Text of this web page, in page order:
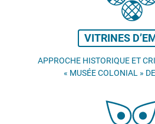
VITRINES
APPROCHE HISTORIQUE ET
« MUSÉE COLONIAL »